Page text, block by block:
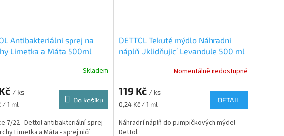
Antibakteriální sprej na
Limetka a Máta 500ml
Skladem
/ ks
/ 1 ml
Do košíku
7/22 Dettol antibakteriální sprej
Limetka a Máta - sprej ničí
DETTOL Tekuté mýdlo Náhradní
náplň Uklidňující Levandule 500 ml
Momentálně nedostupné
119 Kč / ks
Měrná
0,24 Kč / 1 ml
DETAIL
Náhradní náplň do pumpičkových mýdel
Dettol.